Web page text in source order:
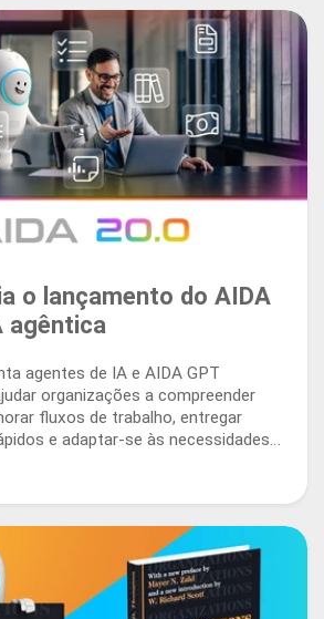
o lançamento do AIDA
agêntica
agentes de IA e AIDA GPT
organizações a compreender
fluxos de trabalho, entregar
e adaptar-se às necessidades